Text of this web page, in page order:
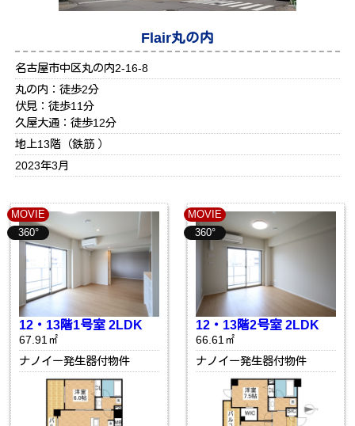
Flair丸の内
名古屋市中区丸の内2-16-8
丸の内：徒歩2分
伏見：徒歩11分
久屋大通：徒歩12分
地上13階（鉄筋 ）
2023年3月
MOVIE
360°
12・13階1号室 2LDK
67.91㎡
ナノイー発生器付物件
MOVIE
360°
12・13階2号室 2LDK
66.61㎡
ナノイー発生器付物件